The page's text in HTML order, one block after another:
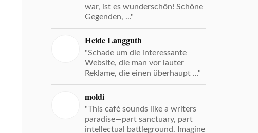
war, ist es wunderschön! Schöne
Gegenden, ..."
Heide Langguth
"Schade um die interessante
Website, die man vor lauter
Reklame, die einen überhaupt ..."
moldi
"This café sounds like a writers
paradise—part sanctuary, part
intellectual battleground. Imagine